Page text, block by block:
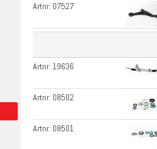
Artnr: 07527
Artnr:19636
Artnr: 08502
Artnr: 08501